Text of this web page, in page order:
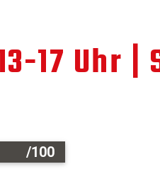
17 Uhr |
/100